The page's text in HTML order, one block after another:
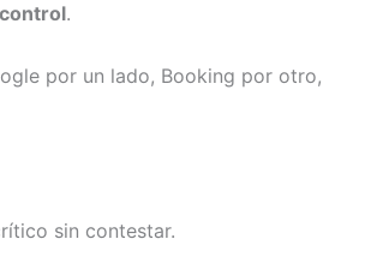
.
por un lado, Booking por otro,
sin contestar.